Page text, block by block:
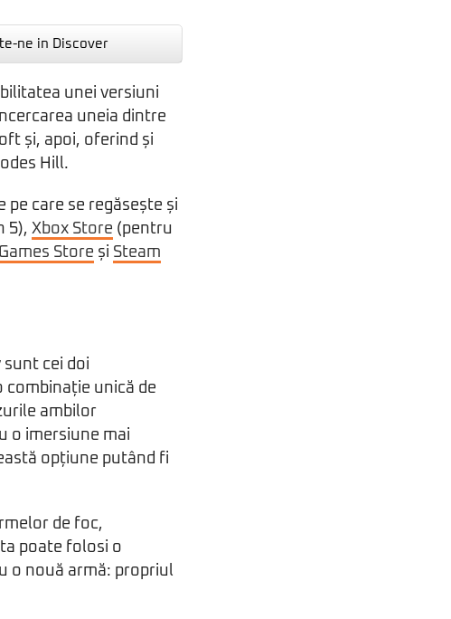
ne in Discover
unei versiuni
uneia dintre
și, apoi, oferind și
Hill.
care se regăsește și
5), Xbox Store (pentru
Store și Steam
sunt cei doi
combinație unică de
ambilor
o imersiune mai
opțiune putând fi
de foc,
poate folosi o
o nouă armă: propriul